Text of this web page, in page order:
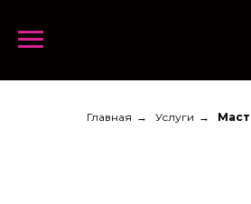
Главная → Услуги →